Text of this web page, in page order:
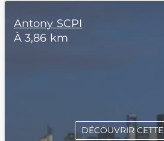
Antony SCPI
À 3,86 km
DÉCOUVRIR